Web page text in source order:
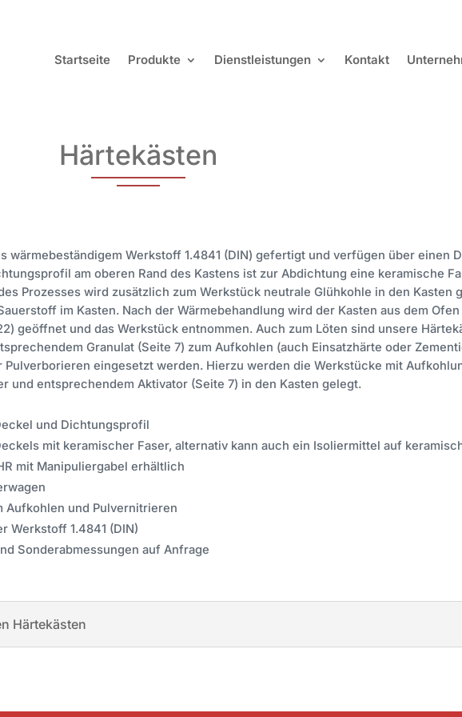
Startseite Produkte Dienstleistungen Kontakt
Härtekästen
wärmebeständigem Werkstoff 1.4841 (DIN) gefertigt und verfügen über einen
am oberen Rand des Kastens ist zur Abdichtung eine keramische
Prozesses wird zusätzlich zum Werkstück neutrale Glühkohle in den Kasten
im Kasten. Nach der Wärmebehandlung wird der Kasten aus dem
geöffnet und das Werkstück entnommen. Auch zum Löten sind unsere
Granulat (Seite 7) zum Aufkohlen (auch Einsatzhärte oder
Pulverborieren eingesetzt werden. Hierzu werden die Werkstücke mit
und entsprechendem Aktivator (Seite 7) in den Kasten gelegt.
und Dichtungsprofil
mit keramischer Faser, alternativ kann auch ein Isoliermittel auf
mit Manipuliergabel erhältlich
Aufkohlen und Pulvernitrieren
Werkstoff 1.4841 (DIN)
Sonderabmessungen auf Anfrage
Härtekästen